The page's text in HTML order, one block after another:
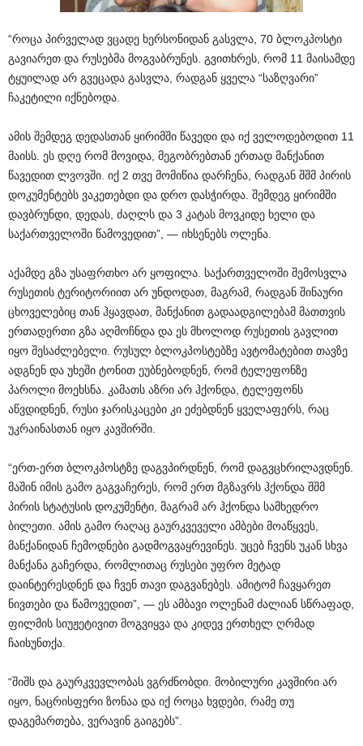
“როცა პირველად ვცადე ხერსონიდან გასვლა, 70 ბლოკპოსტი
გავიარეთ და რუსებმა მოგვაბრუნეს. გვითხრეს, რომ 11 მაისამდე
ტყუილად არ გვეცადა გასვლა, რადგან ყველა “საზღვარი”
ჩაკეტილი იქნებოდა.
ამის შემდეგ დედასთან ყირიმში წავედი და იქ ველოდებოდით 11
მაისს. ეს დღე რომ მოვიდა, მეგობრებთან ერთად მანქანით
წავედით ლვოვში. იქ 2 თვე მომიწია დარჩენა, რადგან შშმ პირის
დოკუმენტებს ვაკეთებდი და დრო დასჭირდა. შემდეგ ყირიმში
დავბრუნდი, დედას, ძაღლს და 3 კატას მოვკიდე ხელი და
საქართველოში წამოვედით”, — იხსენებს ოლენა.
აქამდე გზა უსაფრთხო არ ყოფილა. საქართველოში შემოსვლა
რუსეთის ტერიტორიით არ უნდოდათ, მაგრამ, რადგან შინაური
ცხოველებიც თან ჰყავდათ, მანქანით გადაადგილებამ მათთვის
ერთადერთი გზა აღმოჩნდა და ეს მხოლოდ რუსეთის გავლით
იყო შესაძლებელი. რუსულ ბლოკპოსტებზე ავტომატებით თავზე
ადგნენ და უხეში ტონით ეუბნებოდნენ, რომ ტელეფონზე
პაროლი მოეხსნა. კამათს აზრი არ ჰქონდა, ტელეფონს
აწვდიდნენ, რუსი ჯარისკაცები კი ეძებდნენ ყველაფერს, რაც
უკრაინასთან იყო კავშირში.
“ერთ-ერთ ბლოკპოსტზე დაგვპირდნენ, რომ დაგვცხრილავდნენ.
მაშინ იმის გამო გაგვაჩერეს, რომ ერთ მგზავრს ჰქონდა შშმ
პირის სტატუსის დოკუმენტი, მაგრამ არ ჰქონდა სამხედრო
ბილეთი. ამის გამო რაღაც გაურკვეველი ამბები მოაწყვეს,
მანქანიდან ჩემოდნები გადმოგვაყრევინეს. უცებ ჩვენს უკან სხვა
მანქანა გაჩერდა, რომლითაც რუსები უფრო მეტად
დაინტერესდნენ და ჩვენ თავი დაგვანებეს. ამიტომ ჩავყარეთ
ნივთები და წამოვედით”, — ეს ამბავი ოლენამ ძალიან სწრაფად,
ფილმის სიუჟეტივით მოგვიყვა და კიდევ ერთხელ ღრმად
ჩაისუნთქა.
“შიშს და გაურკვევლობას ვგრძნობდი. მობილური კავშირი არ
იყო, ნაცრისფერი ზონაა და იქ როცა ხვდები, რამე თუ
დაგემართება, ვერავინ გაიგებს”.